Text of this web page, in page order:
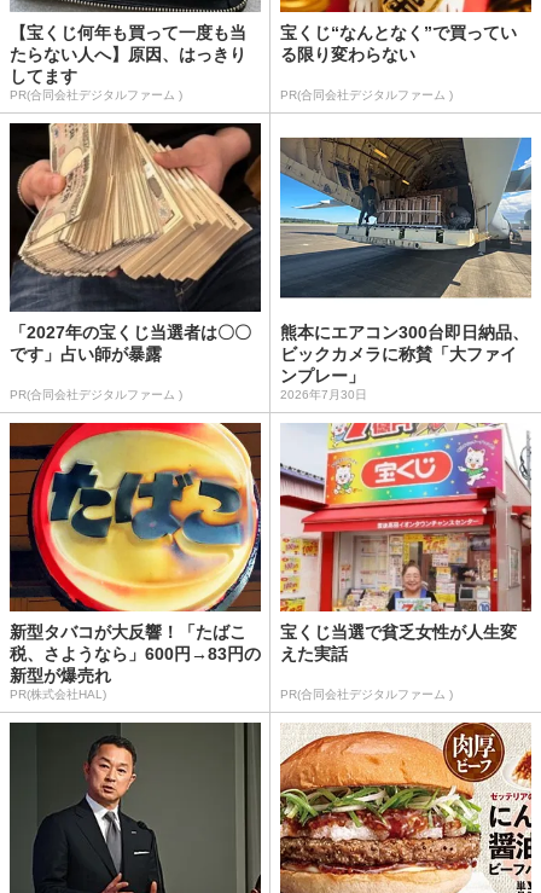
【宝くじ何年も買って一度も当
たらない人へ】原因、はっきり
してます
PR(合同会社デジタルファーム )
宝くじ“なんとなく”で買ってい
る限り変わらない
PR(合同会社デジタルファーム )
「2027年の宝くじ当選者は〇〇
です」占い師が暴露
PR(合同会社デジタルファーム )
熊本にエアコン300台即日納品、
ビックカメラに称賛「大ファイ
ンプレー」
2026年7月30日
新型タバコが大反響！「たばこ
税、さようなら」600円→83円の
新型が爆売れ
PR(株式会社HAL)
宝くじ当選で貧乏女性が人生変
えた実話
PR(合同会社デジタルファーム )